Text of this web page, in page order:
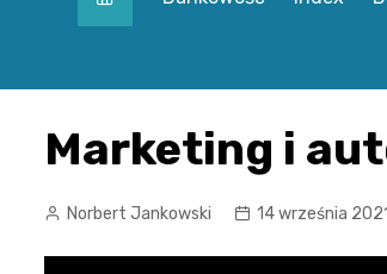
Marketing i
Norbert Jankowski 14 września 2021